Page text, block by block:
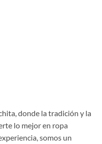
donde la tradición y la
lo mejor en ropa
somos un